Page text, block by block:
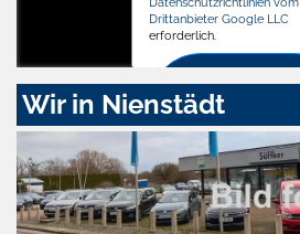
Drittanbieter Google LLC
erforderlich.
Zustimmen
aktivieren
Wir in Nienstädt